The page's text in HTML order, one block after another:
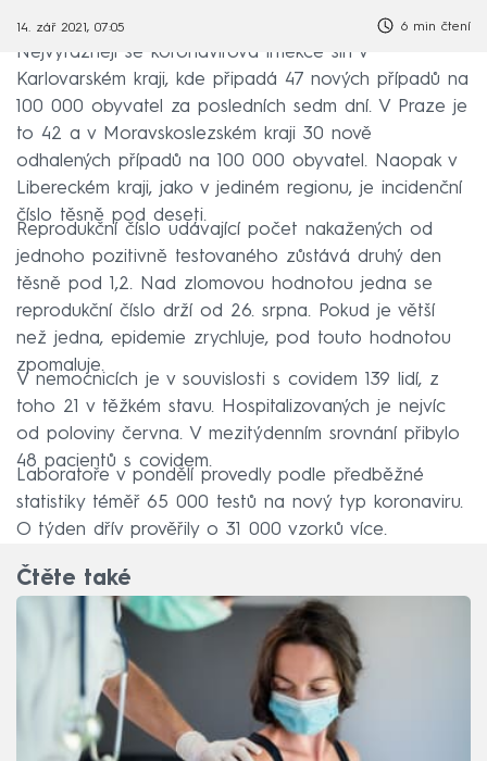
14. zář 2021, 07:05 6 min čtení
Nejvýrazněji se koronavirová infekce šíří v
Karlovarském kraji, kde připadá 47 nových případů na
100 000 obyvatel za posledních sedm dní. V Praze je
to 42 a v Moravskoslezském kraji 30 nově
odhalených případů na 100 000 obyvatel. Naopak v
Libereckém kraji, jako v jediném regionu, je incidenční
číslo těsně pod deseti.
Reprodukční číslo udávající počet nakažených od
jednoho pozitivně testovaného zůstává druhý den
těsně pod 1,2. Nad zlomovou hodnotou jedna se
reprodukční číslo drží od 26. srpna. Pokud je větší
než jedna, epidemie zrychluje, pod touto hodnotou
zpomaluje.
V nemocnicích je v souvislosti s covidem 139 lidí, z
toho 21 v těžkém stavu. Hospitalizovaných je nejvíc
od poloviny června. V mezitýdenním srovnání přibylo
48 pacientů s covidem.
Laboratoře v pondělí provedly podle předběžné
statistiky téměř 65 000 testů na nový typ koronaviru.
O týden dřív prověřily o 31 000 vzorků více.
Čtěte také